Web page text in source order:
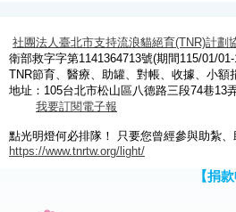
社團法人臺北市支持流浪貓絕育(TNR)計劃
衛部救字字第1141364713號(期間115/01/
TNR節育、醫療、助罐、對帳、收據、小額
地址：105台北市松山區八德路三段74巷13
我要訂閱電子報
點光明燈何必排隊！ 只要您曾經參與助紮
https://www.tnrtw.org/light/
【捐